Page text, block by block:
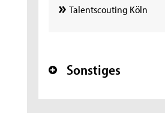
Talentscouting Köln
+ Sonstiges